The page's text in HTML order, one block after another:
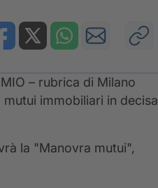
– rubrica di Milano
immobiliari in decisa
la "Manovra mutui",